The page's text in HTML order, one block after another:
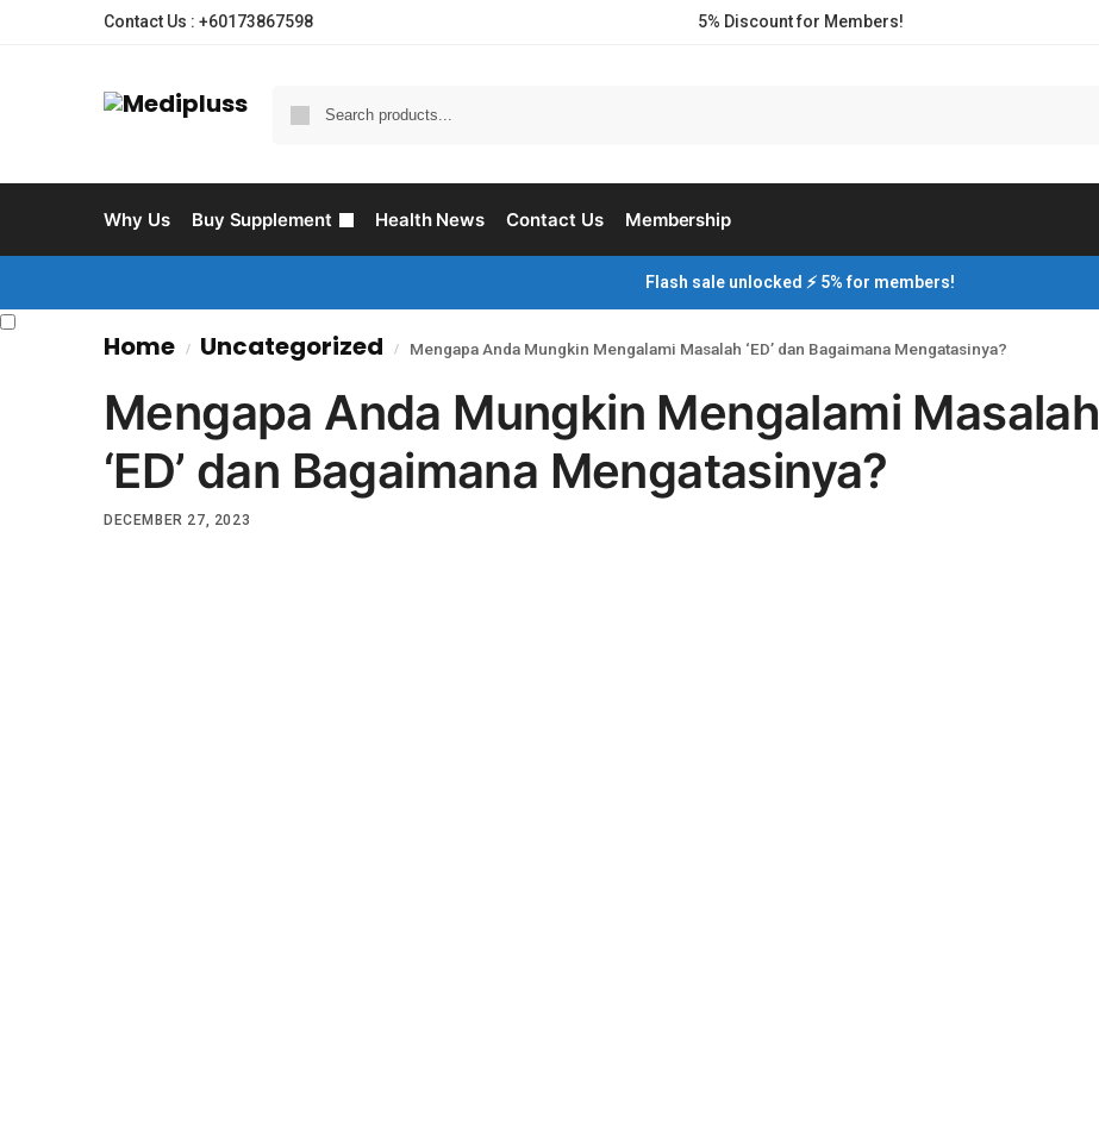
Contact Us : +60173867598 5% Discount for Members!
Why Us Buy Supplement Health News Contact Us Membership
Flash sale unlocked ⚡ 5% for members!
Home / Uncategorized / Mengapa Anda Mungkin Mengalami Masalah ‘ED’ dan Bagaimana Mengatasinya?
Mengapa Anda Mungkin Mengalami Masalah
‘ED’ dan Bagaimana Mengatasinya?
DECEMBER 27, 2023